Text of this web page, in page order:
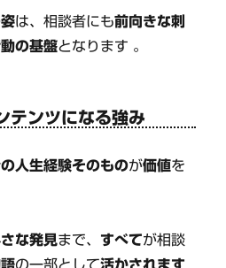
は、相談者にも前向きな刺
の基盤となります 。
テンツになる強み
人生経験そのものが価値を
な発見まで、 すべてが相談
の一部として活かされます